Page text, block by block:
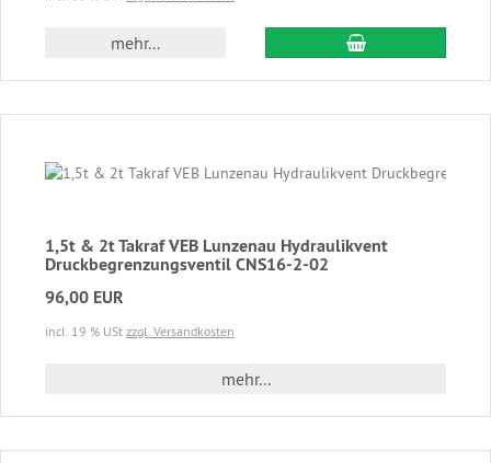
mehr... In den
1,5t & 2t Takraf VEB Lunzenau Hydraulikvent
Druckbegrenzungsventil CNS16-2-02
96,00 EUR
incl. 19 % USt zzgl. Versandkosten
mehr...